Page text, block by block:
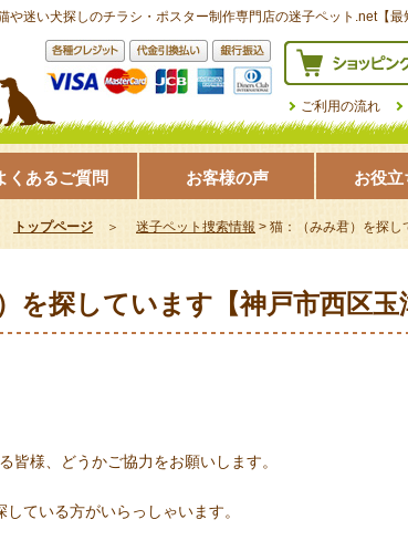
迷い犬探しのチラシ・ポスター制作専門店の迷子ペット.net【最
ご利用の流れ
くあるご質問 お客様の声 お役立
トップページ ＞ 迷子ペット捜索情報 > 猫：（みみ君）を探し
を探しています【神戸市西区玉
様、どうかご協力をお願いします。
ている方がいらっしゃいます。